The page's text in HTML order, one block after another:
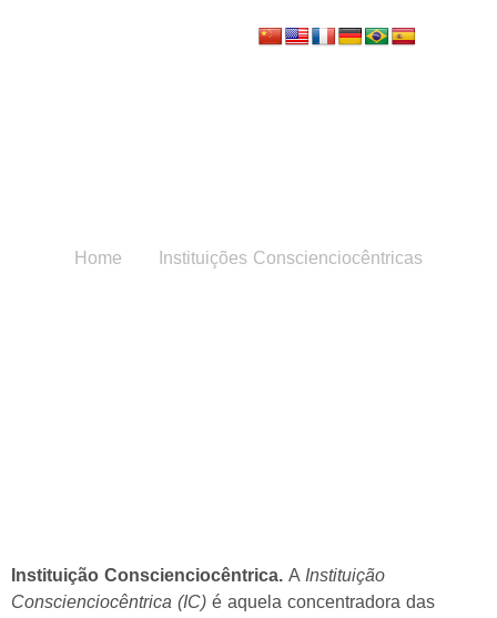
Home Instituições Conscienciocêntricas
Instituição Conscienciocêntrica. A Instituição
Conscienciocêntrica (IC) é aquela concentradora das